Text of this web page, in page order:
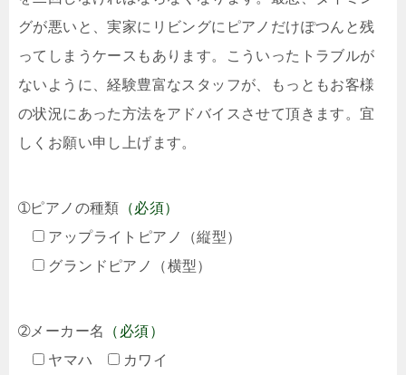
グが悪いと、実家にリビングにピアノだけぽつんと残
ってしまうケースもあります。こういったトラブルが
ないように、経験豊富なスタッフが、もっともお客様
の状況にあった方法をアドバイスさせて頂きます。宜
しくお願い申し上げます。
➀ピアノの種類 （必須）
アップライトピアノ（縦型）
グランドピアノ（横型）
➁メーカー名
（必須）
ヤマハ
カワイ